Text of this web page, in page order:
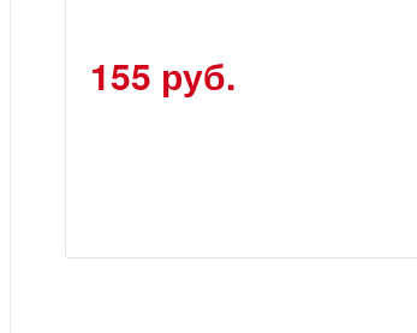
155 руб.